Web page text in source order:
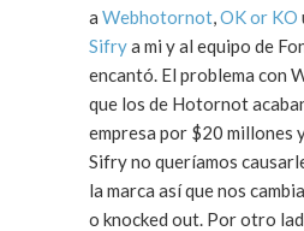
a Webhotornot,OK or KO
Sifrya mi y al equipo de
encantó. El problema con Webhotornot es
que los de Hotornot
empresa por $20 millones
Sifry no queríamos
la marca así que nos
o knocked out. Por otro lado es sorprendente